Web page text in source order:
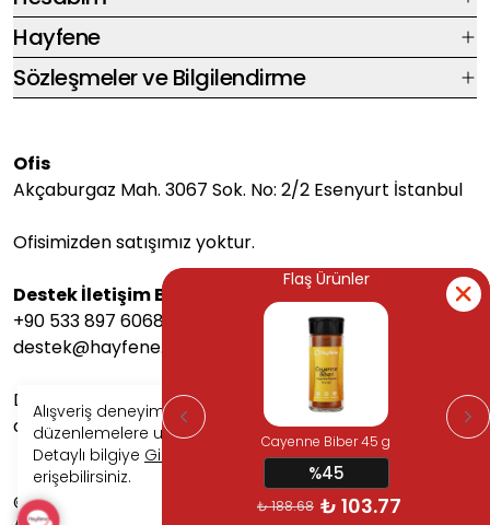
Alışveriş deneyiminizi iyileştirmek için yasal
düzenlemelere uygun çerezler (cookies) kullanıyoruz.
Detaylı bilgiye Gizlilik ve Çerez Politikasısayfamızdan
erişebilirsiniz.
Reddet Kabul Et
Hayfene
Sözleşmeler ve Bilgilendirme
Ofis
Akçaburgaz Mah. 3067 Sok. No: 2/2 Esenyurt İstanbul
Ofisimizden satışımız yoktur.
Destek İletişim Bilgileri
+90 533 897 6068
destek@hayfene.com
Destek saatlerimiz Pazartesi-Cuma arası 08:00-17:00
arasındadır.
©2025 Hayfene Tüm Hakları Saklıdır. Dijital Pazarlama
Flaş Ürünler
Cayenne Biber 45 g
%45
₺ 188.68 ₺ 103.77
Flaş Ürünler
Cayenne Biber 45 g
%45
₺ 188.68 ₺ 103.77